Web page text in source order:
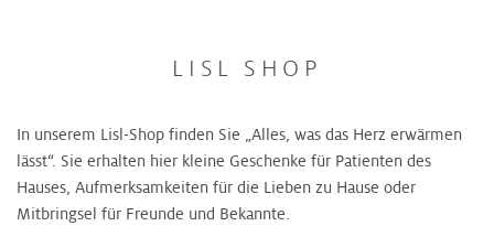
LISL SHOP
In unserem Lisl-Shop finden Sie „Alles, was das Herz erwärmen
lässt“. Sie erhalten hier kleine Geschenke für Patienten des
Hauses, Aufmerksamkeiten für die Lieben zu Hause oder
Mitbringsel für Freunde und Bekannte.